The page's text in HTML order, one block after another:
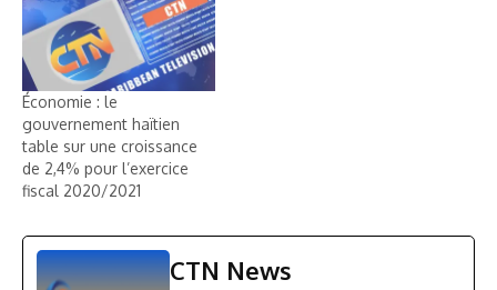
Économie : le
gouvernement haïtien
table sur une croissance
de 2,4% pour l’exercice
fiscal 2020/2021
CTN News